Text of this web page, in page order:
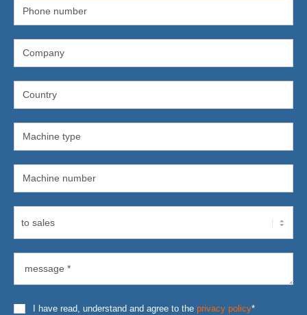
I have read, understand and agree to the privacy policy*